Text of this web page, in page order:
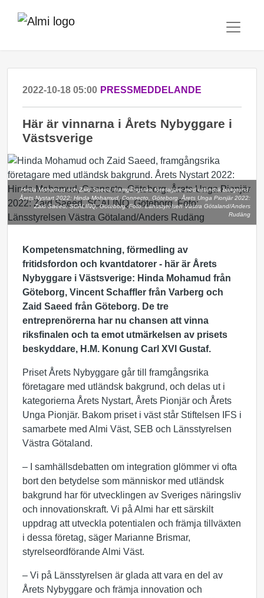
2022-10-18 05:00 PRESSMEDDELANDE
Här är vinnarna i Årets Nybyggare i
Västsverige
Hinda Mohamud och Zaid Saeed, framgångsrika företagare med utländsk bakgrund.
Årets Nystart 2022: Hinda Mohamud, Connecto, Göteborg. Årets Unga Pionjär 2022:
Zaid Saeed, SCALINQ, Göteborg. Foto: Länsstyrelsen Västra Götaland/Anders
Rudäng
Kompetensmatchning, förmedling av
fritidsfordon och kvantdatorer - här är Årets
Nybyggare i Västsverige: Hinda Mohamud från
Göteborg, Vincent Schaffler från Varberg och
Zaid Saeed från Göteborg. De tre
entreprenörerna har nu chansen att vinna
riksfinalen och ta emot utmärkelsen av prisets
beskyddare, H.M. Konung Carl XVI Gustaf.
Priset Årets Nybyggare går till framgångsrika
företagare med utländsk bakgrund, och delas ut i
kategorierna Årets Nystart, Årets Pionjär och Årets
Unga Pionjär. Bakom priset i väst står Stiftelsen IFS i
samarbete med Almi Väst, SEB och Länsstyrelsen
Västra Götaland.
– I samhällsdebatten om integration glömmer vi ofta
bort den betydelse som människor med utländsk
bakgrund har för utvecklingen av Sveriges näringsliv
och innovationskraft. Vi på Almi har ett särskilt
uppdrag att utveckla potentialen och främja tillväxten
i dessa företag, säger Marianne Brismar,
styrelseordförande Almi Väst.
– Vi på Länsstyrelsen är glada att vara en del av
Årets Nybyggare och främja innovation och